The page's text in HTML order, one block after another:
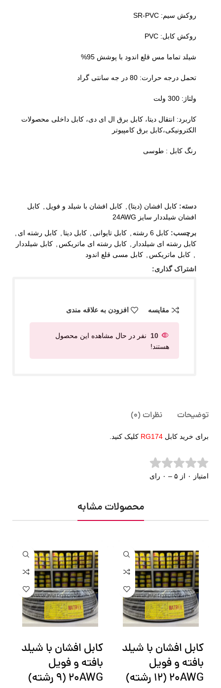
روکش سیم: SR-PVC
روکش کابل: PVC
شیلد تماما مس قلع اندود با پوشش 95%
تحمل درجه حرارت: 80 در جه سانتی گراد
ولتاژ: 300 ولت
کاربرد: انتقال دیتا، کابل برق ال ای دی، کابل داخلی محصولات
الکترونیکی،کابل برق کامپیوتر
رنگ کابل : طوسی
دسته: کابل افشان (دیتا) کابل افشان با شیلد و فویل
کابل
افشان شیلددار سایز 24AWG
برچسب: کابل 6 رشته کابل تایوانی کابل دیتا کابل رشته ای
کابل رشته ای شیلددار
کابل رشته ای ماتریکس
کابل شیلددار
کابل ماتریکس
کابل مسی قلع اندود
اشتراک گذاری:
مقایسه افزودن به علاقه مندی
10
نفر در حال مشاهده این محصول
هستند!
توضیحات نظرات (0)
برای خرید کابل RG174 کلیک کنید.
امتیاز ۰ از ۵ – ۰ رای
محصولات مشابه
کابل افشان با شیلد
بافته و فویل
20AWG (12 رشته)
کابل افشان با شیلد
بافته و فویل
20AWG (9 رشته)